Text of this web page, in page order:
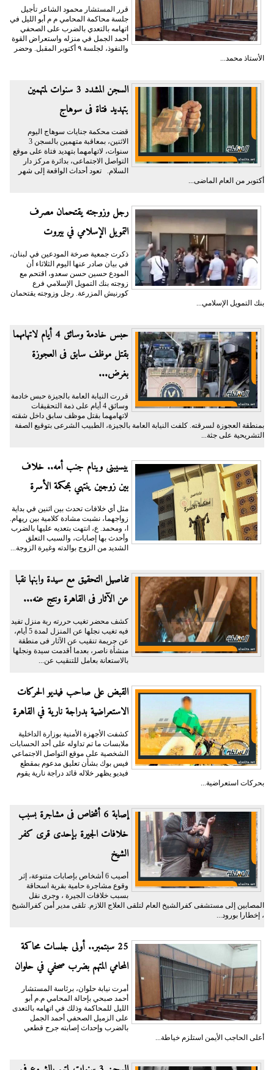
قرر المستشار محمود الشاعر تأجيل
جلسة محاكمة المحامي م م أبو الليل في
اتهامه بالتعدي بالضرب على الصحفي
أحمد الجمل في منزله واستعراض القوة
والنفوذ، لجلسة ٩ أكتوبر المقبل. وحضر
الأستاذ محمد...
السجن المشدد 3 سنوات لمتهمين
بتهديد فتاة فى سوهاج
قضت محكمة جنايات سوهاج اليوم
الاثنين، بمعاقبة متهمين بالسجن 3
سنوات، لاتهامهما بتهديد فتاة على موقع
التواصل الاجتماعى، بدائرة مركز دار
السلام. تعود أحداث الواقعة إلى شهر
أكتوبر من العام الماضى...
رجل وزوجته يقتحمان مصرف
التمويل الإسلامي في بيروت
ذكرت جمعية صرخة المودعين في لبنان،
في بيان صادر عنها اليوم الثلاثاء أن
المودع حسين حسن سعدو، اقتحم مع
زوجته بنك التمويل الإسلامي فرع
كورنيش المزرعة. رجل وزوجته يقتحمان
بنك التمويل الإسلامي...
حبس خادمة وسائق 4 أيام لاتهامهما
بقتل موظف سابق فى العجوزة
بغرض...
قررت النيابة العامة بالجيزة حبس خادمة
وسائق 4 أيام على ذمة التحقيقات
لاتهامهما بقتل موظف سابق داخل شقته
بمنطقة العجوزة لسرقته. كلفت النيابة العامة بالجيزة، الطبيب الشرعى بتوقيع الصفة
التشريحية على جثة...
بيسيبنى وينام جنب أمه.. خلاف
بين زوجين ينتهي بمحكمة الأسرة
مثل أي خلافات تحدث بين اثنين في بداية
زواجهما، نشبت مشادة كلامية بين ريهام.
ا، ومحمد. ع، انتهت بتعديه عليها بالضرب
وأحدث بها إصابات، والسبب التعلق
الشديد من الزوج بوالدته وغيرة الزوجة...
تفاصيل التحقيق مع سيدة وابنها نقبا
عن الآثار فى القاهرة ونتج عنه...
كشف محضر تغيب حررته ربة منزل تفيد
فيه تغيب نجلها عن المنزل لمدة 5 أيام،
عن جريمة تنقيب عن الآثار فى منطقة
منشأة ناصر، بعدما أقدمت سيدة ونجلها
بالاستعانة بعامل للتنقيب عن...
القبض على صاحب فيديو الحركات
الاستعراضية بدراجة نارية في القاهرة
كشفت الأجهزة الأمنية بوزارة الداخلية
ملابسات ما تم تداوله على أحد الحسابات
الشخصية على موقع التواصل الاجتماعي
فيس بوك بشأن تعليق مدعوم بمقطع
فيديو يظهر خلاله قائد دراجة نارية يقوم
بحركات استعراضية...
إصابة 6 أشخاص فى مشاجرة بسبب
خلافات الجيرة بإحدى قرى كفر
الشيخ
أصيب 6 أشخاص بإصابات متنوعة، إثر
وقوع مشاجرة حامية بقرية اسحاقة
بسبب خلافات الجيرة ، وجرى نقل
المصابين إلى مستشفى كفرالشيخ العام لتلقى العلاج اللازم. تلقى مدير أمن كفرالشيخ
، إخطارا بورود...
25 سبتمبر.. أولى جلسات محاكمة
المحامي المتهم بضرب صحفي في حلوان
أمرت نيابة حلوان، برئاسة المستشار
أحمد صبحي بإحالة المحامي م.م أبو
الليل للمحاكمة وذلك في اتهامه بالتعدى
على الزميل الصحفي أحمد الجمل
بالضرب وإحداث إصابته جرح قطعي
أعلى الحاجب الأيمن استلزم خياطة...